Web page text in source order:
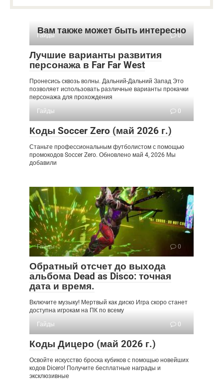
Вам также может быть интересно
Гайды 0
Лучшие варианты развития
персонажа в Far Far West
Пронесись сквозь волны. Дальний-Дальний Запад Это
позволяет использовать различные варианты прокачки
персонажа для прохождения
Гайды
0
Коды Soccer Zero (май 2026 г.)
Станьте профессиональным футболистом с помощью
промокодов Soccer Zero. Обновлено май 4, 2026 Мы
добавили
Гайды 0
Обратный отсчет до выхода
альбома Dead as Disco: точная
дата и время.
Включите музыку! Мертвый как диско Игра скоро станет
доступна игрокам на ПК по всему
Гайды
0
Коды Дицеро (май 2026 г.)
Освойте искусство броска кубиков с помощью новейших
кодов Dicero! Получите бесплатные награды и
эксклюзивные